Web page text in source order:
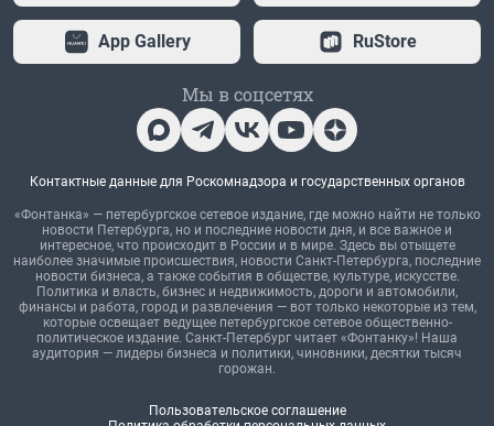
App Gallery RuStore
Мы в соцсетях
Контактные данные для Роскомнадзора и государственных органов
«Фонтанка» — петербургское сетевое издание, где можно найти не только
новости Петербурга, но и последние новости дня, и все важное и
интересное, что происходит в России и в мире. Здесь вы отыщете
наиболее значимые происшествия, новости Санкт-Петербурга, последние
новости бизнеса, а также события в обществе, культуре, искусстве.
Политика и власть, бизнес и недвижимость, дороги и автомобили,
финансы и работа, город и развлечения — вот только некоторые из тем,
которые освещает ведущее петербургское сетевое общественно-
политическое издание. Санкт-Петербург читает «Фонтанку»! Наша
аудитория — лидеры бизнеса и политики, чиновники, десятки тысяч
горожан.
Пользовательское соглашение